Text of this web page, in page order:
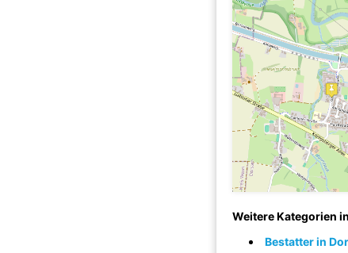
Weitere Kategorien in
Bestatter in